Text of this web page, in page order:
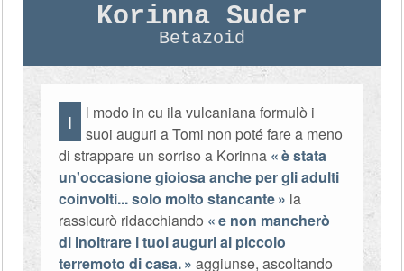
Korinna Suder
Betazoid
I
l modo in cu ila vulcaniana formulò i
suoi auguri a Tomi non poté fare a meno
di strappare un sorriso a Korinna
è stata
un'occasione gioiosa anche per gli adulti
coinvolti... solo molto stancante
la
rassicurò ridacchiando
e non mancherò
di inoltrare i tuoi auguri al piccolo
terremoto di casa.
aggiunse, ascoltando